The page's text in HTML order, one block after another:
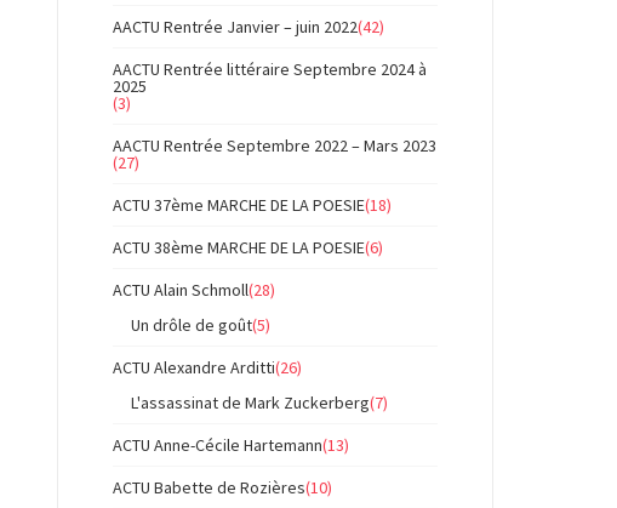
AACTU Rentrée Janvier – juin 2022(42)
AACTU Rentrée littéraire Septembre 2024 à
2025
(3)
AACTU Rentrée Septembre 2022 – Mars 2023
(27)
ACTU 37ème MARCHE DE LA POESIE(18)
ACTU 38ème MARCHE DE LA POESIE(6)
ACTU Alain Schmoll(28)
Un drôle de goût(5)
ACTU Alexandre Arditti(26)
L'assassinat de Mark Zuckerberg(7)
ACTU Anne-Cécile Hartemann(13)
ACTU Babette de Rozières(10)